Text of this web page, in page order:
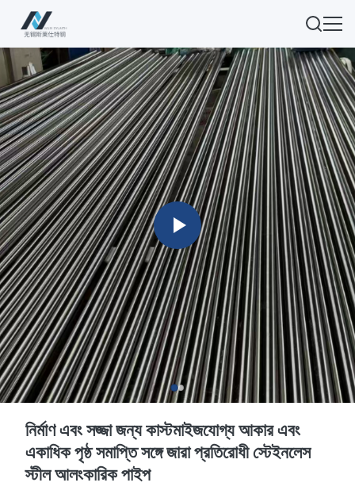
নির্মাণ এবং সজ্জা জন্য কাস্টমাইজযোগ্য আকার এবং
একাধিক পৃষ্ঠ সমাপ্তি সঙ্গে জারা প্রতিরোধী স্টেইনলেস
স্টীল আলংকারিক পাইপ